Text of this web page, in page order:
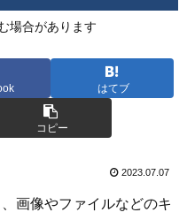
場合があります
はてブ
コピー
2023.07.07
画像やファイルなどのキ